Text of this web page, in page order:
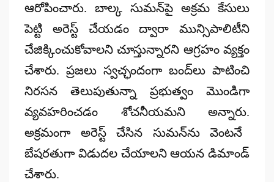
ఆరోపించారు. బాల్క సుమన్‌పై అక్రమ కేసులు
పెట్టి అరెస్ట్ చేయడం ద్వారా మున్సిపాలిటీని
చేజిక్కించుకోవాలని చూస్తున్నారని ఆగ్రహం వ్యక్తం
చేశారు. ప్రజలు స్వచ్ఛందంగా బంద్‌లు పాటించి
నిరసన తెలుపుతున్నా ప్రభుత్వం మొండిగా
వ్యవహరించడం శోచనీయమని అన్నారు.
అక్రమంగా అరెస్ట్ చేసిన సుమన్‌ను వెంటనే
బేషరతుగా విడుదల చేయాలని ఆయన డిమాండ్
చేశారు.